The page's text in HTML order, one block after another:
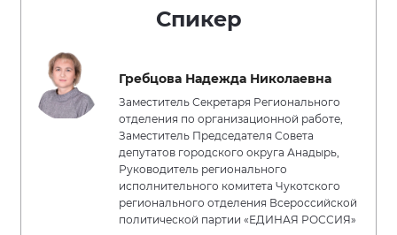
Спикер
Гребцова Надежда Николаевна
Заместитель Секретаря Регионального
отделения по организационной работе,
Заместитель Председателя Совета
депутатов городского округа Анадырь,
Руководитель регионального
исполнительного комитета Чукотского
регионального отделения Всероссийской
политической партии «ЕДИНАЯ РОССИЯ»